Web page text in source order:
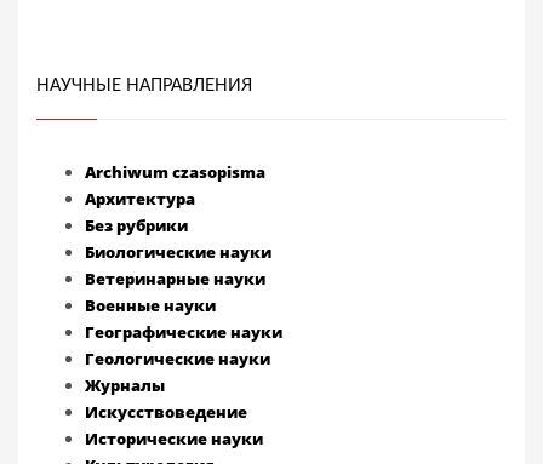
НАУЧНЫЕ НАПРАВЛЕНИЯ
Archiwum czasopisma
Архитектура
Без рубрики
Биологические науки
Ветеринарные науки
Военные науки
Географические науки
Геологические науки
Журналы
Искусствоведение
Исторические науки